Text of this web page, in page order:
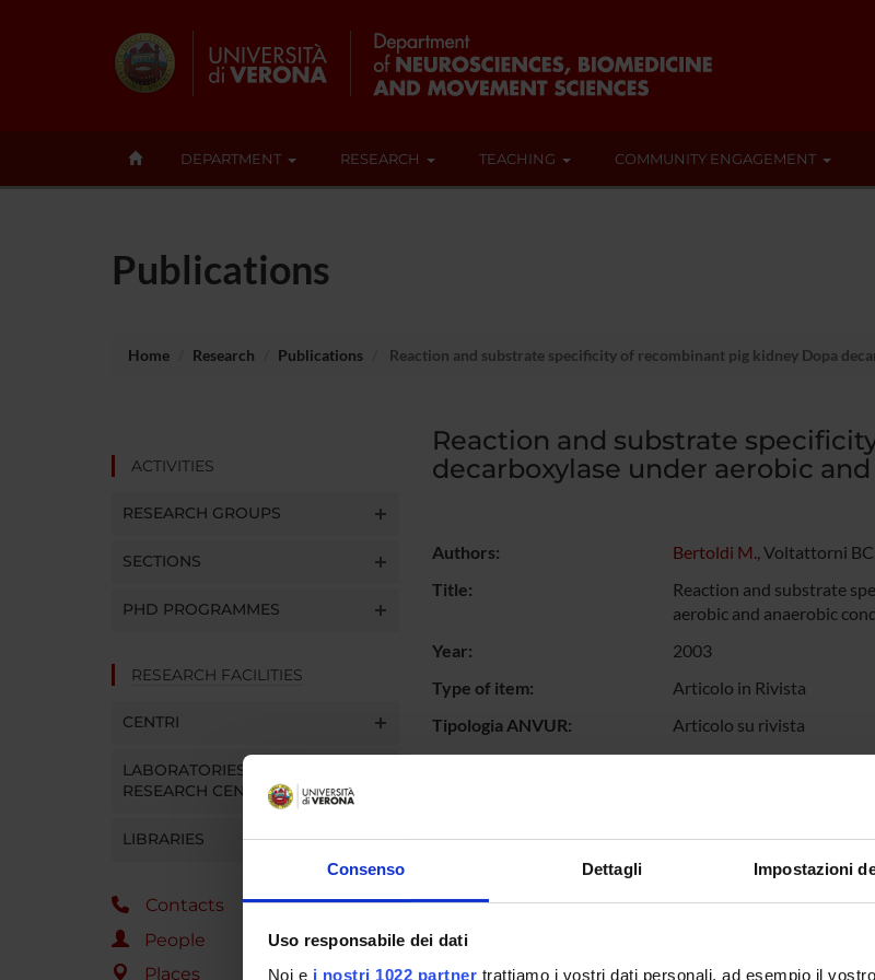
Consenso Dettagli Impostazioni
Uso responsabile dei dati
Noi e i nostri 1022 partner trattiamo i vostri dati personali, ad esempio il
DEPARTMENT RESEARCH TEACHING COMMUNITY ENGAGEMENT
Publications
Home Research Publications Reaction and substrate specificity of recombinant pig kidney Dopa
ACTIVITIES
RESEARCH GROUPS
SECTIONS
PHD PROGRAMMES
RESEARCH FACILITIES
CENTRI
LABORATORIES AND
RESEARCH CENTRES
LIBRARIES
Contacts
People
Places
Reaction and substrate
decarboxylase under aerobic
Authors: Bertoldi M., Voltattorni BC.
Title:
Reaction and substrate
aerobic and anaerobic
Year:
2003
Type of item:
Articolo in Rivista
Tipologia ANVUR:
Articolo su rivista
Language:
Inglese
Name of journal:
Biochimica Biophysica
0006-3002
:
Elsevier Science
Short description of
contents: